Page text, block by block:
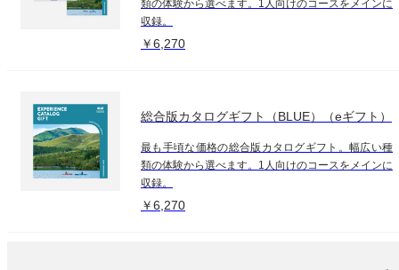
類の体験から選べます。1人向けのコースをメインに
収録。
￥6,270
総合版カタログギフト（BLUE）（eギフト）
最も手頃な価格の総合版カタログギフト。幅広い種
類の体験から選べます。1人向けのコースをメインに
収録。
￥6,270